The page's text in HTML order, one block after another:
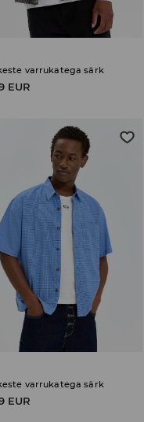
varrukatega särk
EUR
varrukatega särk
EUR